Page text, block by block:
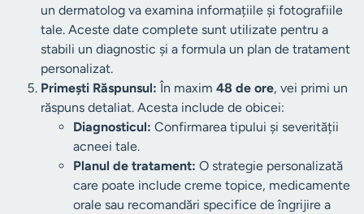
un dermatolog va examina informațiile și fotografiile
tale. Aceste date complete sunt utilizate pentru a
stabili un diagnostic și a formula un plan de tratament
personalizat.
Primești Răspunsul: În maxim 48 de ore, vei primi un
răspuns detaliat. Acesta include de obicei:
Diagnosticul: Confirmarea tipului și severității
acneei tale.
Planul de tratament: O strategie personalizată
care poate include creme topice, medicamente
orale sau recomandări specifice de îngrijire a